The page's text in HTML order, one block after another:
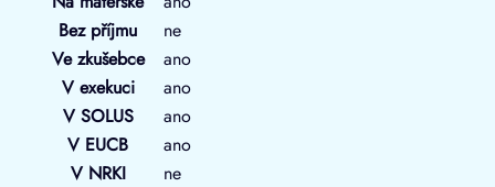
Bez příjmu
ne
Ve zkušebce
ano
V exekuci
ano
V SOLUS
ano
V EUCB
ano
V NRKI
ne